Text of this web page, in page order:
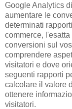
Google Analytics
aumentare le
determinati
commerce,
conversioni sul
comprendere
visitatori e dove
seguenti rapporti
calcolare il valore
ottenere
visitatori.